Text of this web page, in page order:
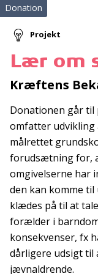
Donation
Projekt
Lær om
Kræftens
Donationen går til
omfatter udvikling
målrettet
forudsætning for,
omgivelserne har
den kan komme
klædes på til at
forælder i
konsekvenser, fx
dårligere udsigt til
jævnaldrende.
Tilmeld
De seneste nyheder
aktiviteter direkte i
Tilmeld